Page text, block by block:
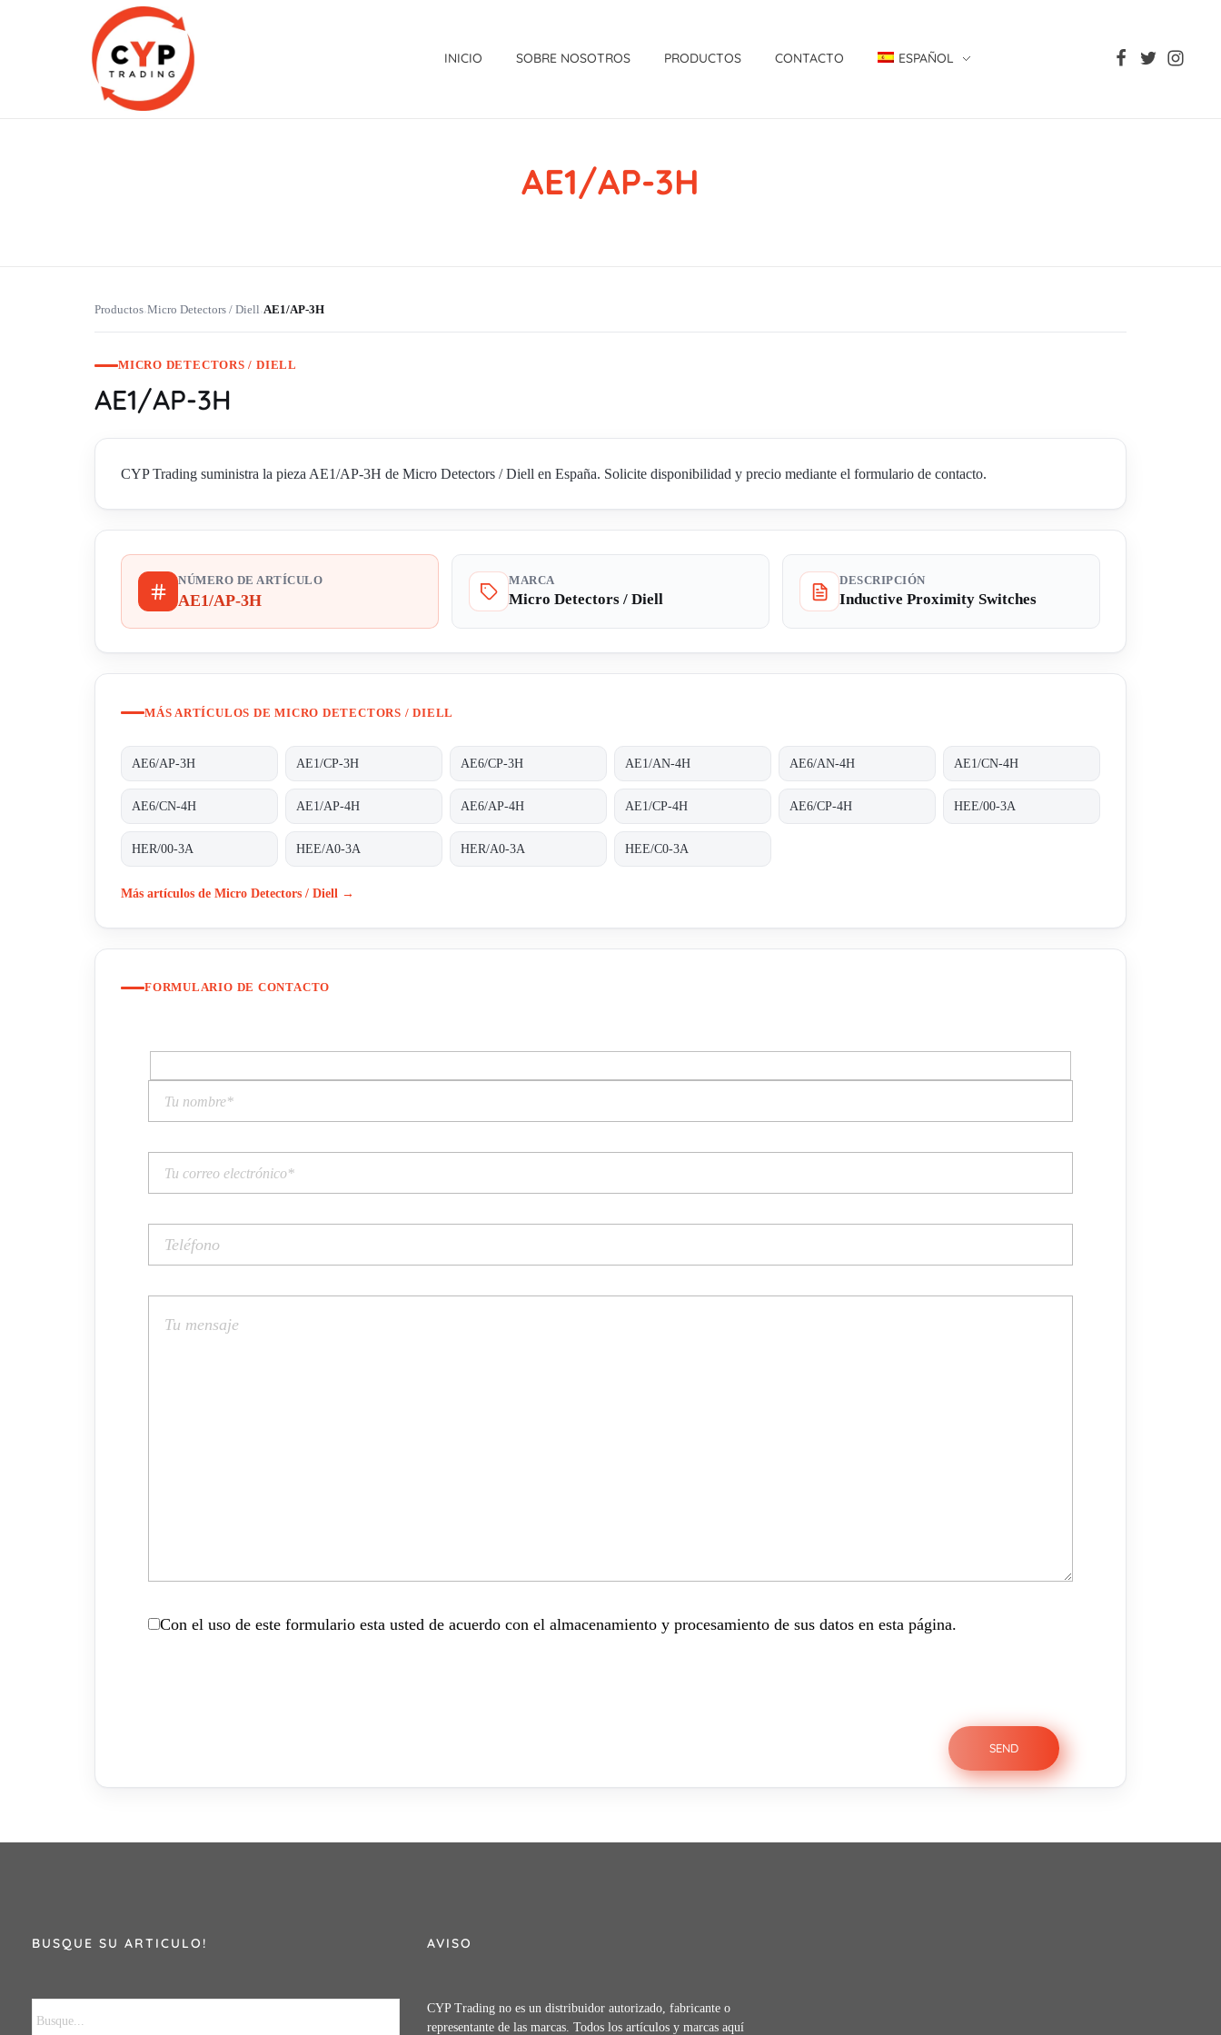
INICIO SOBRE NOSOTROS PRODUCTOS CONTACTO ESPAÑOL
AE1/AP-3H
Productos›Micro Detectors / Diell›AE1/AP-3H
MICRO DETECTORS / DIELL
AE1/AP-3H
CYP Trading suministra la pieza AE1/AP-3H de Micro Detectors / Diell en España. Solicite disponibilidad y precio mediante el formulario de contacto.
NÚMERO DE ARTÍCULO
AE1/AP-3H
MARCA
Micro Detectors / Diell
DESCRIPCIÓN
Inductive Proximity Switches
MÁS ARTÍCULOS DE MICRO DETECTORS / DIELL
AE6/AP-3H AE1/CP-3H AE6/CP-3H AE1/AN-4H AE6/AN-4H AE1/CN-4H
AE6/CN-4H AE1/AP-4H AE6/AP-4H AE1/CP-4H AE6/CP-4H HEE/00-3A
HER/00-3A HEE/A0-3A HER/A0-3A HEE/C0-3A
Más artículos de Micro Detectors / Diell →
FORMULARIO DE CONTACTO
Con el uso de este formulario esta usted de acuerdo con el almacenamiento y procesamiento de sus datos en esta página.
BUSQUE SU ARTICULO! AVISO
CYP Trading no es un distribuidor autorizado, fabricante o
representante de las marcas. Todos los artículos y marcas aquí